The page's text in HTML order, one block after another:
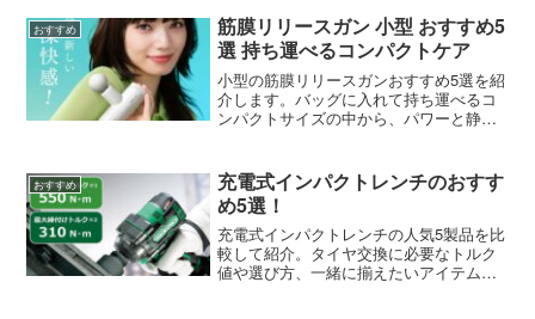
おすすめ
筋膜リリースガン 小型 おすすめ5
選 持ち運べるコンパクトケア
小型の筋膜リリースガンおすすめ5選を紹
介します。バッグに入れて持ち運べるコ
ンパクトサイズの中から、パワーと静音
おすすめ
充電式インパクトレンチのおすす
め5選！
充電式インパクトレンチの人気5製品を比
較して紹介。タイヤ交換に必要なトルク
値や選び方、一緒に揃えたいアイテムも